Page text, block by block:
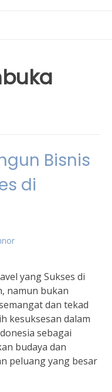
Bisnis
di
yang Sukses di
namun bukan
dan tekad
kesuksesan dalam
sebagai
budaya dan
peluang yang besar